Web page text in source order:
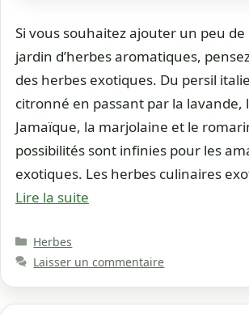
Si vous souhaitez ajouter un peu
jardin d’herbes aromatiques,
des herbes exotiques. Du persil
citronné en passant par la lavande,
Jamaïque, la marjolaine et le
possibilités sont infinies pour les
exotiques. Les herbes culinaires
Lire la suite
Catégories
Herbes
Laisser un commentaire